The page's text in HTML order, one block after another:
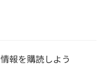
報を購読しよう